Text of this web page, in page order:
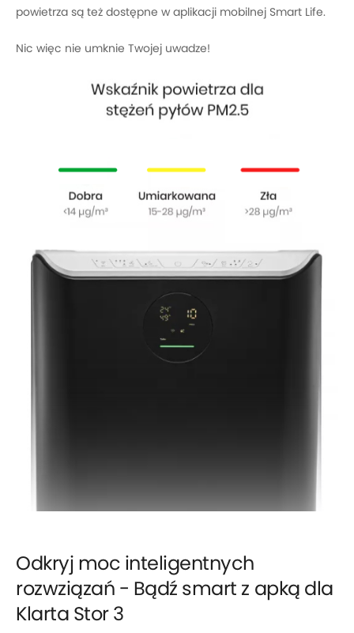
powietrza są też dostępne w aplikacji mobilnej Smart Life.
Nic więc nie umknie Twojej uwadze!
Odkryj moc inteligentnych
rozwziązań - Bądź smart z apką dla
Klarta Stor 3